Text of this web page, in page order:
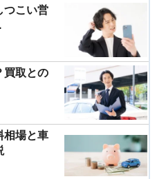
つこい営
買取との
相場と車